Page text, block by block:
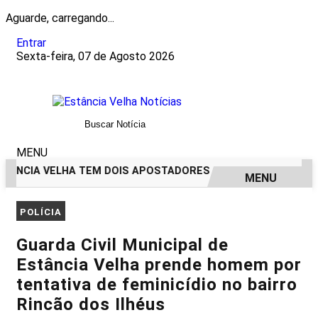
Aguarde, carregando...
Entrar
Sexta-feira, 07 de Agosto 2026
MENU
VELHA TEM DOIS APOSTADORES GANHADORES DE
EM ALTA
MENU
POLÍCIA
Guarda Civil Municipal de
Estância Velha prende homem por
tentativa de feminicídio no bairro
Rincão dos Ilhéus